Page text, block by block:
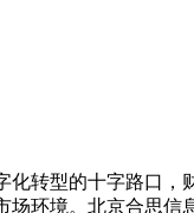
转型的十字路口
环境。北京合思